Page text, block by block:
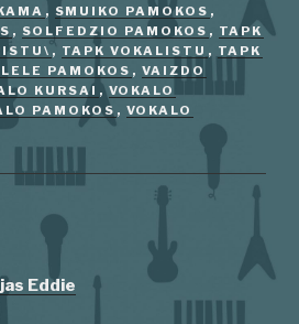
, SMUIKO PAMOKOS ,
, SOLFEDZIO PAMOKOS , TAPK
, TAPK VOKALISTU , TAPK
PAMOKOS , VAIZDO
KURSAI , VOKALO
PAMOKOS , VOKALO
Eddie